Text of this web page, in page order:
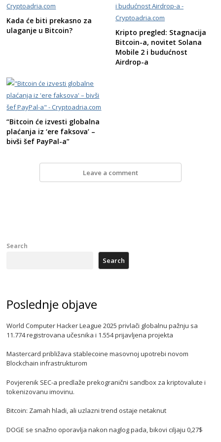
Kada će biti prekasno za
ulaganje u Bitcoin?
Kripto pregled: Stagnacija
Bitcoin-a, novitet Solana
Mobile 2 i budućnost
Airdrop-a
“Bitcoin će izvesti globalna
plaćanja iz ‘ere faksova’ –
bivši šef PayPal-a”
Leave a comment
Search
Search
Poslednje objave
World Computer Hacker League 2025 privlači globalnu pažnju sa
11.774 registrovana učesnika i 1.554 prijavljena projekta
Mastercard približava stablecoine masovnoj upotrebi novom
Blockchain infrastrukturom
Povjerenik SEC-a predlaže prekogranični sandbox za kriptovalute i
tokenizovanu imovinu.
Bitcoin: Zamah hladi, ali uzlazni trend ostaje netaknut
DOGE se snažno oporavlja nakon naglog pada, bikovi ciljaju 0,27$